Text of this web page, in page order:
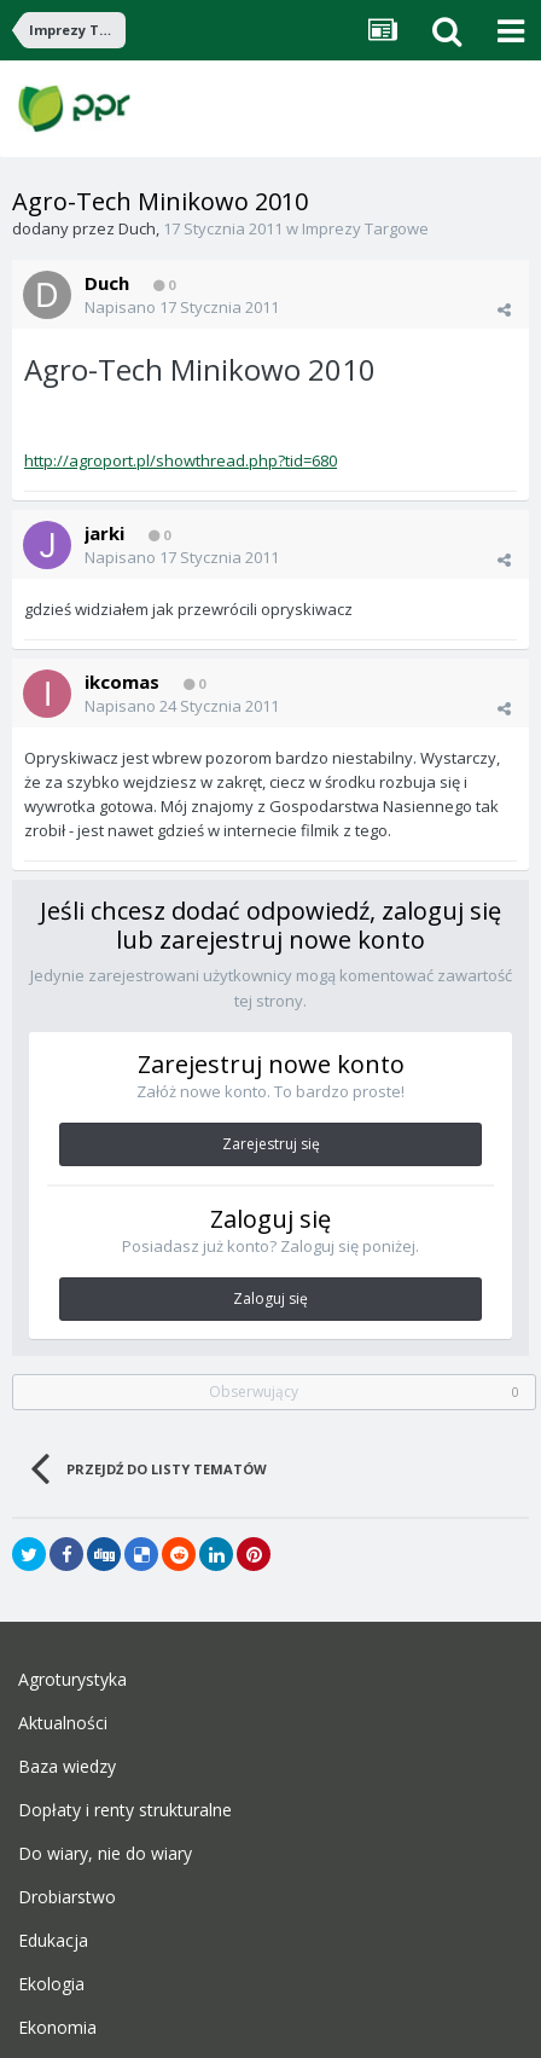
Imprezy Targowe
Agro-Tech Minikowo 2010
dodany przez Duch, 17 Stycznia 2011 w Imprezy Targowe
Duch 0
Napisano 17 Stycznia 2011
Agro-Tech Minikowo 2010
http://agroport.pl/showthread.php?tid=680
jarki 0
Napisano 17 Stycznia 2011
gdzieś widziałem jak przewrócili opryskiwacz
ikcomas 0
Napisano 24 Stycznia 2011
Opryskiwacz jest wbrew pozorom bardzo niestabilny. Wystarczy,
że za szybko wejdziesz w zakręt, ciecz w środku rozbuja się i
wywrotka gotowa. Mój znajomy z Gospodarstwa Nasiennego tak
zrobił - jest nawet gdzieś w internecie filmik z tego.
Jeśli chcesz dodać odpowiedź, zaloguj się
lub zarejestruj nowe konto
Jedynie zarejestrowani użytkownicy mogą komentować zawartość
tej strony.
Zarejestruj nowe konto
Załóż nowe konto. To bardzo proste!
Zarejestruj się
Zaloguj się
Posiadasz już konto? Zaloguj się poniżej.
Zaloguj się
Obserwujący 0
PRZEJDŹ DO LISTY TEMATÓW
Agroturystyka
Aktualności
Baza wiedzy
Dopłaty i renty strukturalne
Do wiary, nie do wiary
Drobiarstwo
Edukacja
Ekologia
Ekonomia